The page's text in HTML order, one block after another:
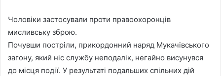
Чоловіки застосували проти правоохоронців
мисливську зброю.
Почувши постріли, прикордонний наряд Мукачівського
загону, який ніс службу неподалік, негайно висунувся
до місця події. У результаті подальших спільних дій